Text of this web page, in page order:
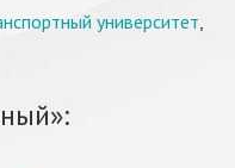
университет,